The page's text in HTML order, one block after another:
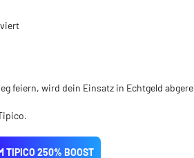
feiern, wird dein Einsatz in Echtgeld
TIPICO 250% BOOST